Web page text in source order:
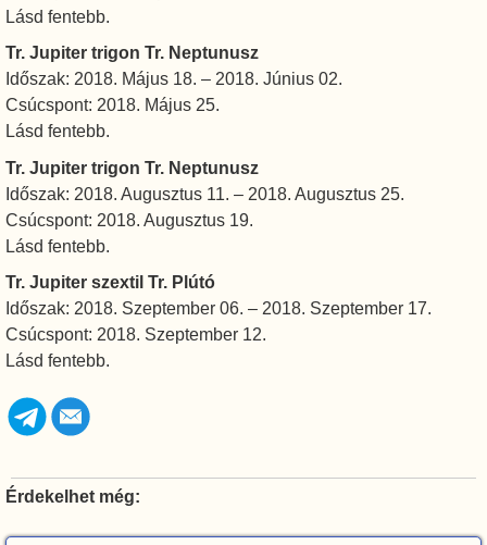
Lásd fentebb.
Tr. Jupiter trigon Tr. Neptunusz
Időszak: 2018. Május 18. – 2018. Június 02.
Csúcspont: 2018. Május 25.
Lásd fentebb.
Tr. Jupiter trigon Tr. Neptunusz
Időszak: 2018. Augusztus 11. – 2018. Augusztus 25.
Csúcspont: 2018. Augusztus 19.
Lásd fentebb.
Tr. Jupiter szextil Tr. Plútó
Időszak: 2018. Szeptember 06. – 2018. Szeptember 17.
Csúcspont: 2018. Szeptember 12.
Lásd fentebb.
Érdekelhet még: